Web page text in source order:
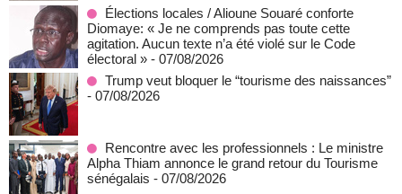
Élections locales / Alioune Souaré conforte
Diomaye: « Je ne comprends pas toute cette
agitation. Aucun texte n’a été violé sur le Code
électoral » - 07/08/2026
Trump veut bloquer le “tourisme des naissances”
- 07/08/2026
Rencontre avec les professionnels : Le ministre
Alpha Thiam annonce le grand retour du Tourisme
sénégalais - 07/08/2026